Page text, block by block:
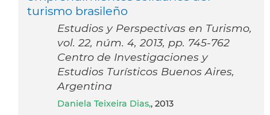
turismo brasileño
Estudios y Perspectivas en Turismo,
vol. 22, núm. 4, 2013, pp. 745-762
Centro de Investigaciones y
Estudios Turísticos Buenos Aires,
Argentina
Daniela Teixeira Dias,, 2013